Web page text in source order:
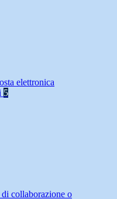
elettronica
5
collaborazione o